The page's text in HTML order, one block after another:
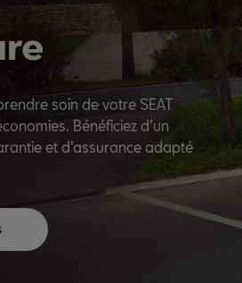
soin de votre SEAT
Bénéficiez d’un
et d’assurance adapté